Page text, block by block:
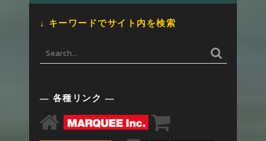
↓ キーワードでサイト内を検索
— 各種リンク —